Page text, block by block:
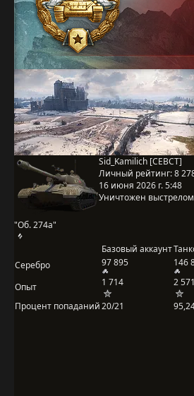
"Об. 274а"
Sid_Kamilich [CEBCT]
Личный рейтинг:8
16 июня 2026 г. 5:48
Уничтожен выстрелом
Базовый аккаунт
Серебро
97 895 146
Опыт 1 714
2 571
Процент попаданий20/21